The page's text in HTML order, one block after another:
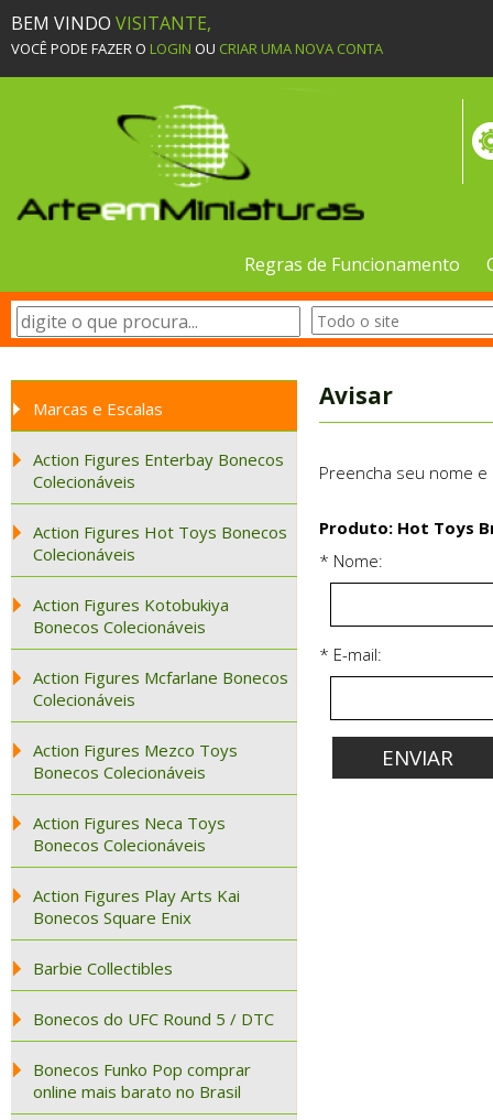
BEM VINDO VISITANTE,
VOCÊ PODE FAZER O LOGIN OU CRIAR UMA NOVA CONTA
Regras de Funcionamento
Marcas e Escalas
Action Figures Enterbay Bonecos
Colecionáveis
Action Figures Hot Toys Bonecos
Colecionáveis
Action Figures Kotobukiya
Bonecos Colecionáveis
Action Figures Mcfarlane Bonecos
Colecionáveis
Action Figures Mezco Toys
Bonecos Colecionáveis
Action Figures Neca Toys
Bonecos Colecionáveis
Action Figures Play Arts Kai
Bonecos Square Enix
Barbie Collectibles
Bonecos do UFC Round 5 / DTC
Bonecos Funko Pop comprar
online mais barato no Brasil
Avisar
Preencha seu nome
Produto: Hot Toys
* Nome:
* E-mail: